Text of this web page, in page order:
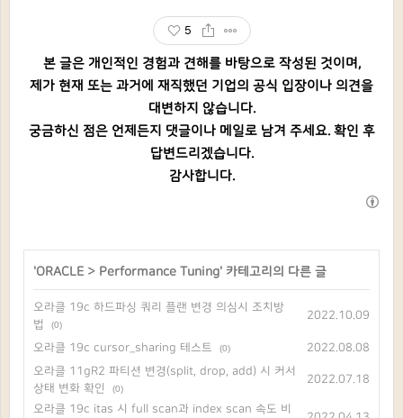
5
본 글은 개인적인 경험과 견해를 바탕으로 작성된 것이며,
제가 현재 또는 과거에 재직했던 기업의 공식 입장이나 의견을
대변하지 않습니다.
궁금하신 점은 언제든지 댓글이나 메일로 남겨 주세요. 확인 후
답변드리겠습니다.
감사합니다.
'ORACLE > Performance Tuning' 카테고리의 다른 글
오라클 19c 하드파싱 쿼리 플랜 변경 의심시 조치방
법
(0)
2022.10.09
오라클 19c cursor_sharing 테스트 (0)
2022.08.08
오라클 11gR2 파티션 변경(split, drop, add) 시 커서
상태 변화 확인
(0)
2022.07.18
오라클 19c itas 시 full scan과 index scan 속도 비